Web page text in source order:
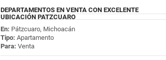
DEPARTAMENTOS EN VENTA CON EXCELENTE
UBICACIÓN PATZCUARO
En: Pátzcuaro, Michoacán
Tipo: Apartamento
Para: Venta